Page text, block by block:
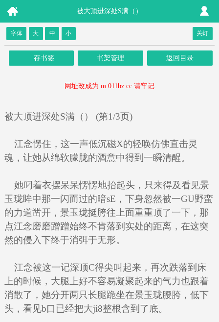
被大顶进深处S满（）
字体 大 中 小 关灯
存书签 书架管理 返回目录
网址改成为 m.011bz.cc 请牢记
被大顶进深处S满（） (第1/3页)
江念愣住，这一声低沉磁X的轻唤仿佛直击灵
魂，让她从绵软朦胧的酒意中得到一瞬清醒。
她叼着衣摆呆呆愣愣地抬起头，只来得及看见景
玉珑眸中那一闪而过的暗sE，下身忽然被一GU野蛮
的力道凿开，景玉珑挺胯往上面重重顶了一下，那
点江念磨磨蹭蹭始终不肯落到实处的距离，在这突
然的侵入下终于消弭于无形。
江念被这一记深顶C得尖叫起来，再次跌落到床
上的时候，大腿上好不容易凝聚起来的气力也跟着
消散了，她分开两只长腿跪坐在景玉珑腰胯，低下
头，看见b口已经把大ji8整根含到了底。